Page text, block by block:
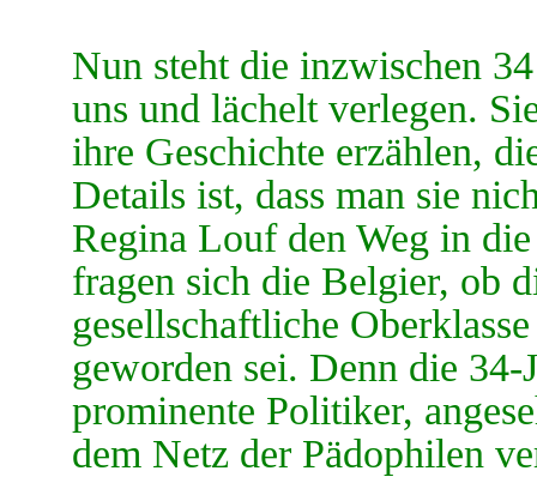
Nun steht die inzwischen
uns und lächelt verlegen.
ihre Geschichte erzählen,
Details ist, dass man sie
Regina Louf den Weg in
fragen sich die Belgier, ob
gesellschaftliche
geworden sei. Denn die 34-
prominente Politiker,
dem Netz der Pädophilen